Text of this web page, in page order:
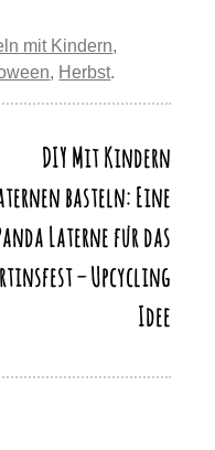
y
d
o
A
p
mit Kindern,
, Herbst.
DIY Mit Kindern
basteln: Eine
Laterne für das
– Upcycling
Idee